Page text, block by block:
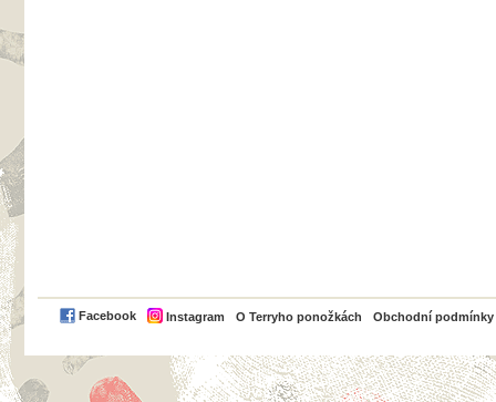
Facebook Instagram O Terryho ponožkách Obchodní podmínky
PayPal